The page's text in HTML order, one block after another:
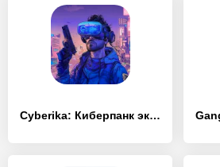
Cyberika: Киберпанк экшен RPG